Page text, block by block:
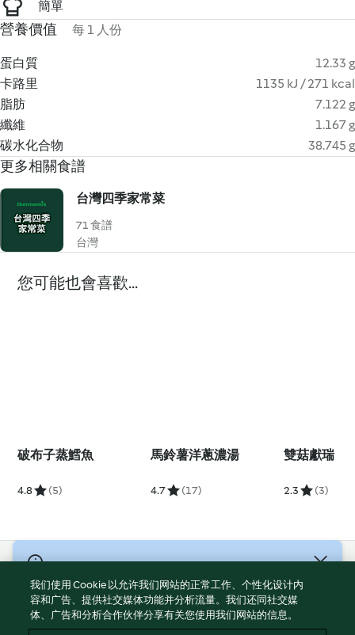
簡單
營養價值 每 1 人份
蛋白質
12.33 g
卡路里
1135 kJ / 271 kcal
脂肪
7.122 g
纖維
1.167 g
碳水化合物
38.745 g
更多相關食譜
台灣四季家常菜
71 食譜
台灣
您可能也會喜歡...
破布子蒸鱈魚
4.8 (5)
馬鈴薯洋蔥濃湯
4.7 (17)
雙菇獻瑞
2.3 (3)
服務條款
隱私權政策
我们使用 Cookie 以允许我们网站的正常工作、个性化设计内
容和广告、提供社交媒体功能并分析流量。我们还同社交媒
体、广告和分析合作伙伴分享有关您使用我们网站的信息。